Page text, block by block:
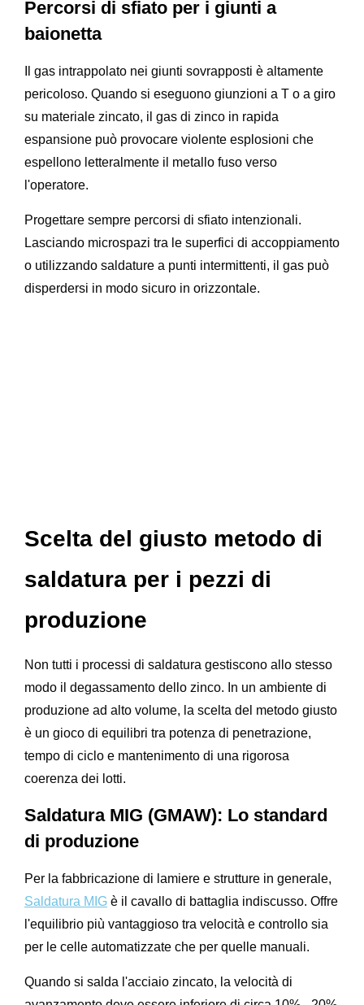
Percorsi di sfiato per i giunti a
baionetta
Il gas intrappolato nei giunti sovrapposti è altamente
pericoloso. Quando si eseguono giunzioni a T o a giro
su materiale zincato, il gas di zinco in rapida
espansione può provocare violente esplosioni che
espellono letteralmente il metallo fuso verso
l'operatore.
Progettare sempre percorsi di sfiato intenzionali.
Lasciando microspazi tra le superfici di accoppiamento
o utilizzando saldature a punti intermittenti, il gas può
disperdersi in modo sicuro in orizzontale.
Scelta del giusto metodo di
saldatura per i pezzi di
produzione
Non tutti i processi di saldatura gestiscono allo stesso
modo il degassamento dello zinco. In un ambiente di
produzione ad alto volume, la scelta del metodo giusto
è un gioco di equilibri tra potenza di penetrazione,
tempo di ciclo e mantenimento di una rigorosa
coerenza dei lotti.
Saldatura MIG (GMAW): Lo standard
di produzione
Per la fabbricazione di lamiere e strutture in generale,
Saldatura MIG è il cavallo di battaglia indiscusso. Offre
l'equilibrio più vantaggioso tra velocità e controllo sia
per le celle automatizzate che per quelle manuali.
Quando si salda l'acciaio zincato, la velocità di